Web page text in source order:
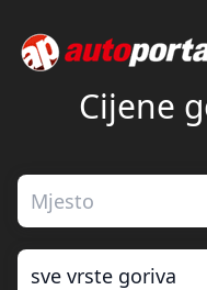
Cijene
sve vrste goriva